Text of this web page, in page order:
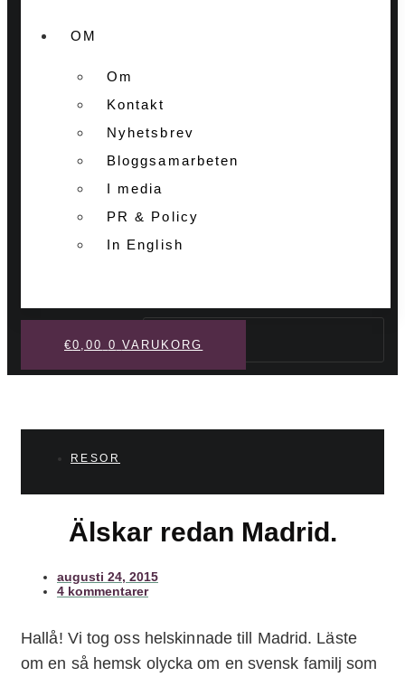
OM
Om
Kontakt
Nyhetsbrev
Bloggsamarbeten
I media
PR & Policy
In English
Sök
€0,00 0 VARUKORG
RESOR
Älskar redan Madrid.
augusti 24, 2015
4 kommentarer
Hallå! Vi tog oss helskinnade till Madrid. Läste
om en så hemsk olycka om en svensk familj som